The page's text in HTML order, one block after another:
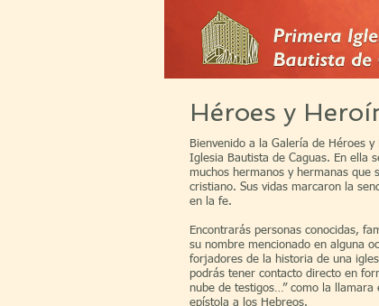
Héroes y
Bienvenido a la Galería de Héroes
Iglesia Bautista de Caguas. En ella
muchos hermanos y hermanas que
cristiano. Sus vidas marcaron la
en la fe.
Encontrarás personas conocidas,
su nombre mencionado en alguna
forjadores de la historia de una
podrás tener contacto directo en
nube de testigos…” como la
epístola a los Hebreos.